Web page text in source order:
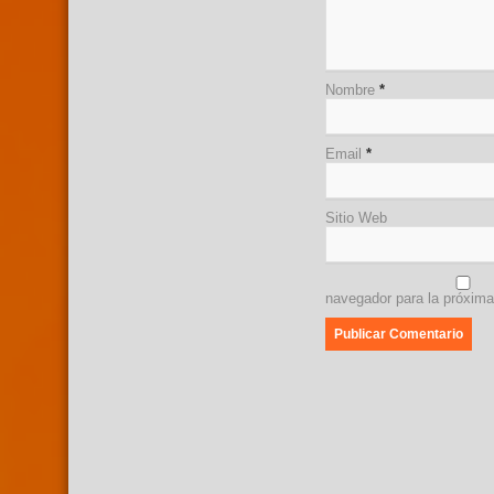
Nombre *
Email *
Sitio Web
navegador para la